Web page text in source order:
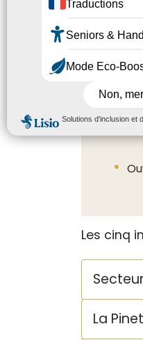
La Ville
Beisson,
Les pôles
L’eau de
Les cinq
La